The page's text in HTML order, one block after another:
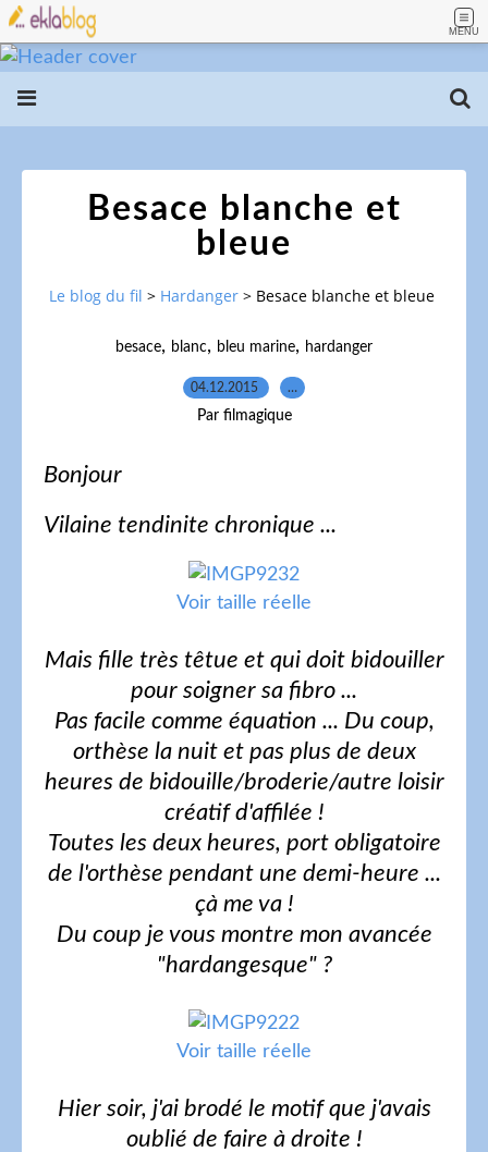
MENU
Besace blanche et
bleue
Le blog du fil > Hardanger > Besace blanche et bleue
besace, blanc, bleu marine, hardanger
04.12.2015 …
Par filmagique
Bonjour
Vilaine tendinite chronique ...
Voir taille réelle
Mais fille très têtue et qui doit bidouiller
pour soigner sa fibro ...
Pas facile comme équation ... Du coup,
orthèse la nuit et pas plus de deux
heures de bidouille/broderie/autre loisir
créatif d'affilée !
Toutes les deux heures, port obligatoire
de l'orthèse pendant une demi-heure ...
çà me va !
Du coup je vous montre mon avancée
"hardangesque" ?
Voir taille réelle
Hier soir, j'ai brodé le motif que j'avais
oublié de faire à droite !